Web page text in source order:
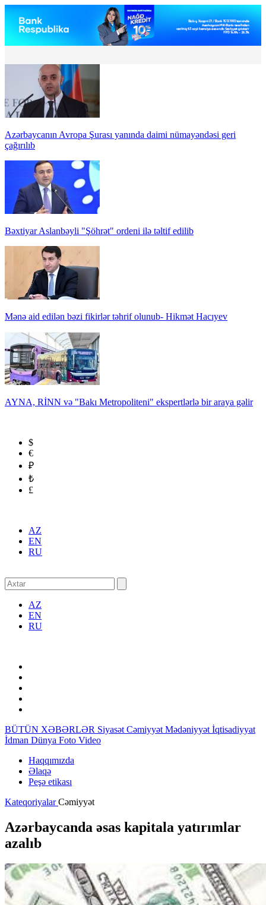
Azərbaycanın Avropa Şurası yanında daimi nümayəndəsi geri
çağırılıb
Bəxtiyar Aslanbəyli "Şöhrət" ordeni ilə təltif edilib
Mənə aid edilən bəzi fikirlər təhrif olunub- Hikmət Hacıyev
AYNA, RİNN və "Bakı Metropoliteni" ekspertlərlə bir araya gəlir
$
€
₽
₺
£
AZ
EN
RU
AZ
EN
RU
BÜTÜN XƏBƏRLƏR Siyasət Cəmiyyət Mədəniyyət İqtisadiyyat
İdman Dünya Foto Video
Haqqımızda
Əlaqə
Peşə etikası
KateqoriyalarCəmiyyət
Azərbaycanda əsas kapitala yatırımlar
azalıb